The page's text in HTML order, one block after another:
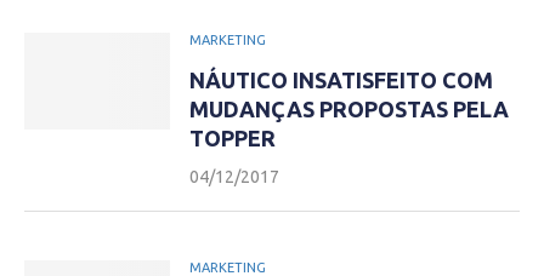
MARKETING
NÁUTICO INSATISFEITO COM
MUDANÇAS PROPOSTAS PELA
TOPPER
04/12/2017
MARKETING